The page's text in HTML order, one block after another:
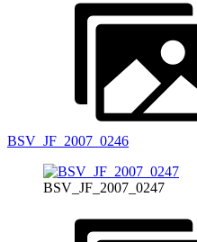
BSV_JF_2007_0246
BSV_JF_2007_0247